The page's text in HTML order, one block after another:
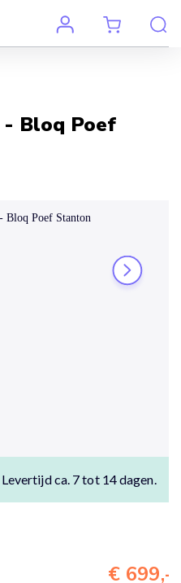
- Bloq Poef
Levertijd ca. 7 tot 14 dagen.
€ 699,-